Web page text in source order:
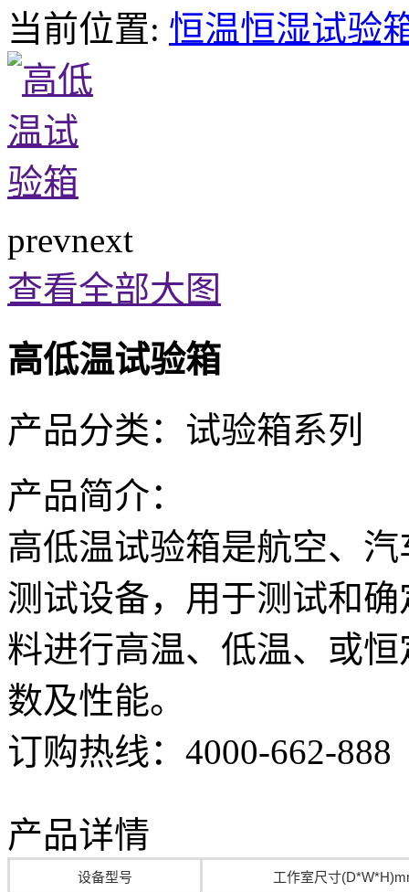
当前位置: 恒温恒湿试验
prevnext
查看全部大图
高低温试验箱
产品分类： 试验箱系列
产品简介：
高低温试验箱是航空、
测试设备，用于测试和
料进行高温、低温、或
数及性能。
订购热线： 4000-662-888
产品详情
设备型号 工作室尺寸